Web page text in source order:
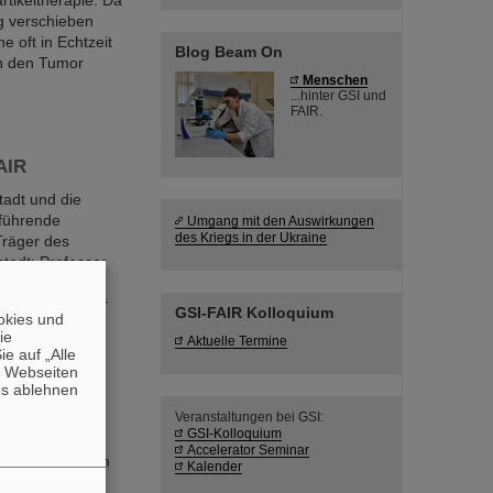
verschieben
oft in Echtzeit
den Tumor
und die
des
Professor
Dr. Peter
Halbjahr
200
auf dem
Blog Beam On
Menschen
...hinter GSI und
FAIR.
Umgang mit den Auswirkungen
des Kriegs in der Ukraine
GSI-FAIR Kolloquium
Aktuelle Termine
Veranstaltungen bei GSI:
GSI-Kolloquium
Accelerator Seminar
Kalender
und
auf „Alle
ablehnen